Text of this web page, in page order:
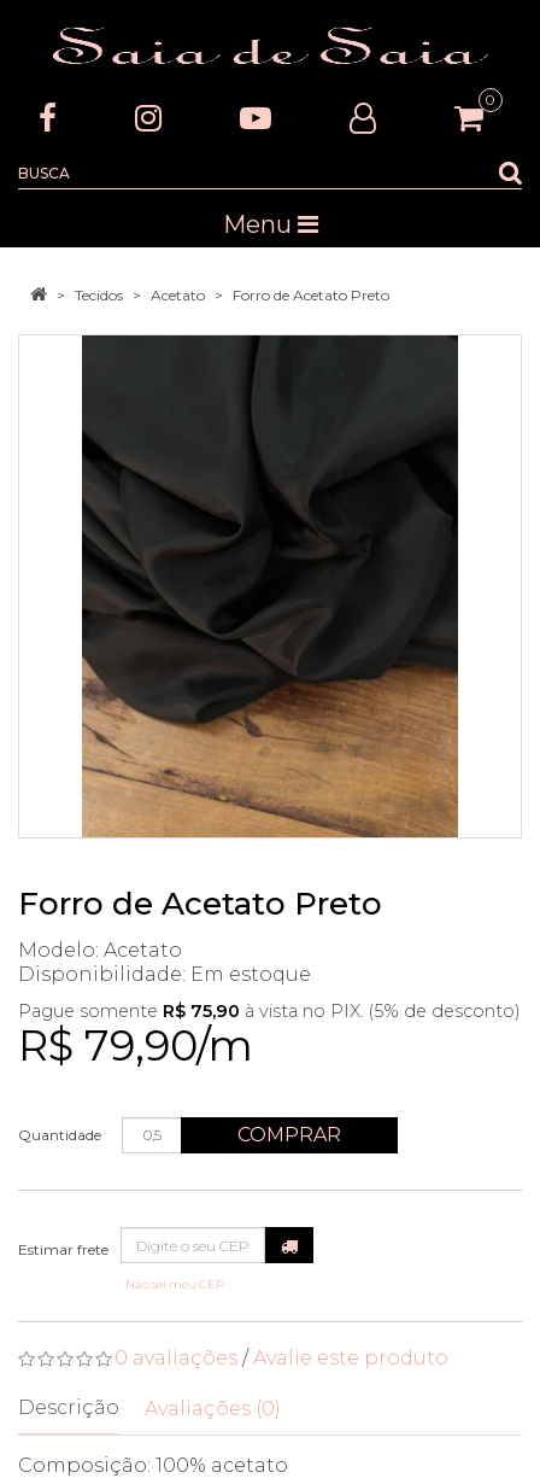
0
Menu
Tecidos Acetato Forro de Acetato Preto
Forro de Acetato Preto
Modelo: Acetato
Disponibilidade: Em estoque
R$ 79,90/m
Pague somente R$ 75,90 à vista no PIX. (5% de desconto)
Quantidade COMPRAR
Não sei meu CEP
0 avaliações /Avalie este produto
Descrição Avaliações (0)
Composição: 100% acetato